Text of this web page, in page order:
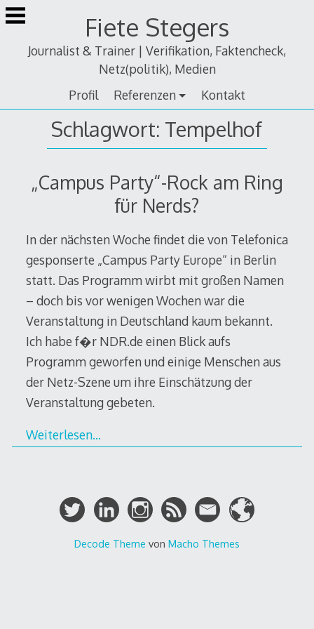
Zum
Inhalt
Fiete Stegers
Journalist & Trainer | Verifikation, Faktencheck,
Netz(politik), Medien
Profil
Referenzen Kontakt
Schlagwort: Tempelhof
„Campus Party“-Rock am Ring
für Nerds?
In der nächsten Woche findet die von Telefonica
gesponserte „Campus Party Europe“ in Berlin
statt. Das Programm wirbt mit großen Namen
– doch bis vor wenigen Wochen war die
Veranstaltung in Deutschland kaum bekannt.
Ich habe f�r NDR.de einen Blick aufs
Programm geworfen und einige Menschen aus
der Netz-Szene um ihre Einschätzung der
Veranstaltung gebeten.
Weiterlesen…
Decode Theme von Macho Themes